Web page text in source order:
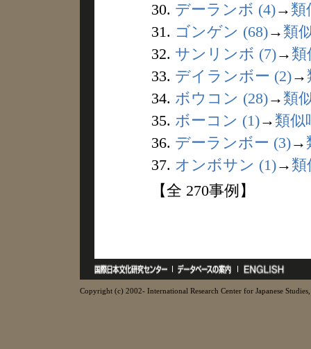
30. デーランボ (4)→ 類
31. ゴンゲン (68)→ 類
32. サンリンボ (7)→ 類
33. デイランボー (2)→
34. ボウコン (28)→ 類
35. ボーコン (1)→ 類似
36. デーランボー (3)→
37. オンボサン (1)→ 類
【全 270事例】
Copyright (c) 2002- International Research Center for Japanese